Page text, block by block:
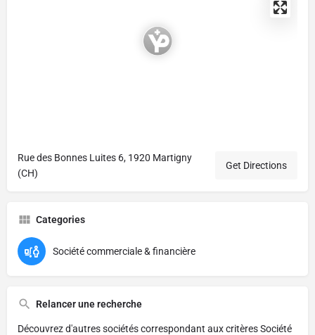
Rue des Bonnes Luites 6, 1920 Martigny
(CH)
Get Directions
Categories
Société commerciale & financière
Relancer une recherche
Découvrez d'autres sociétés correspondant aux critèresSociété